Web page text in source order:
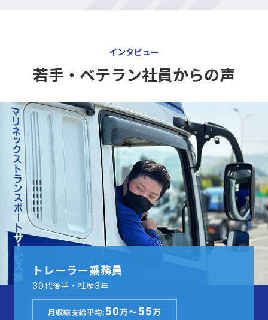
インタビュー
若手・ベテラン社員からの声
トレーラー乗務員
30代後半・社歴3年
月収総支給平均:50万～55万